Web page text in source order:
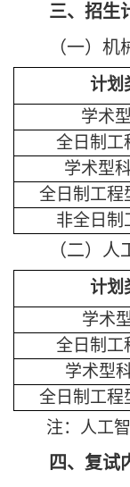
三、招生
（一）
计划
学术
全日制工
学术型
全日制工程
非全日制
（二）
计划
学术
全日制工
学术型
全日制工程
注：人工
四、复试